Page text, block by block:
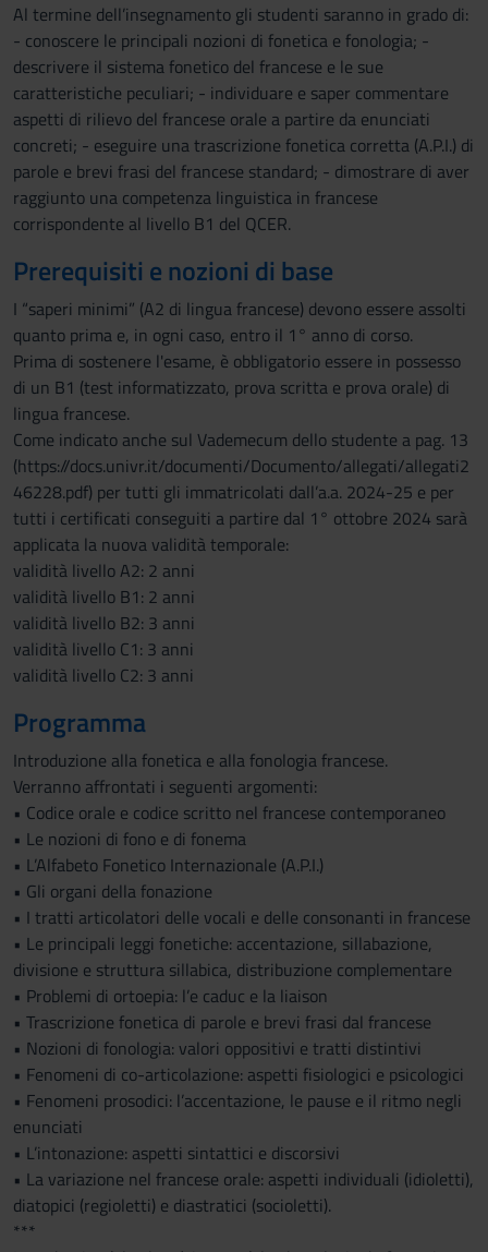
Al termine dell’insegnamento gli studenti saranno in grado di:
- conoscere le principali nozioni di fonetica e fonologia; -
descrivere il sistema fonetico del francese e le sue
caratteristiche peculiari; - individuare e saper commentare
aspetti di rilievo del francese orale a partire da enunciati
concreti; - eseguire una trascrizione fonetica corretta (A.P.I.) di
parole e brevi frasi del francese standard; - dimostrare di aver
raggiunto una competenza linguistica in francese
corrispondente al livello B1 del QCER.
Prerequisiti e nozioni di base
I “saperi minimi” (A2 di lingua francese) devono essere assolti
quanto prima e, in ogni caso, entro il 1° anno di corso.
Prima di sostenere l'esame, è obbligatorio essere in possesso
di un B1 (test informatizzato, prova scritta e prova orale) di
lingua francese.
Come indicato anche sul Vademecum dello studente a pag. 13
(https://docs.univr.it/documenti/Documento/allegati/allegati2
46228.pdf) per tutti gli immatricolati dall’a.a. 2024-25 e per
tutti i certificati conseguiti a partire dal 1° ottobre 2024 sarà
applicata la nuova validità temporale:
validità livello A2: 2 anni
validità livello B1: 2 anni
validità livello B2: 3 anni
validità livello C1: 3 anni
validità livello C2: 3 anni
Programma
Introduzione alla fonetica e alla fonologia francese.
Verranno affrontati i seguenti argomenti:
• Codice orale e codice scritto nel francese contemporaneo
• Le nozioni di fono e di fonema
• L’Alfabeto Fonetico Internazionale (A.P.I.)
• Gli organi della fonazione
• I tratti articolatori delle vocali e delle consonanti in francese
• Le principali leggi fonetiche: accentazione, sillabazione,
divisione e struttura sillabica, distribuzione complementare
• Problemi di ortoepia: l’e caduc e la liaison
• Trascrizione fonetica di parole e brevi frasi dal francese
• Nozioni di fonologia: valori oppositivi e tratti distintivi
• Fenomeni di co-articolazione: aspetti fisiologici e psicologici
• Fenomeni prosodici: l’accentazione, le pause e il ritmo negli
enunciati
• L’intonazione: aspetti sintattici e discorsivi
• La variazione nel francese orale: aspetti individuali (idioletti),
diatopici (regioletti) e diastratici (socioletti).
***